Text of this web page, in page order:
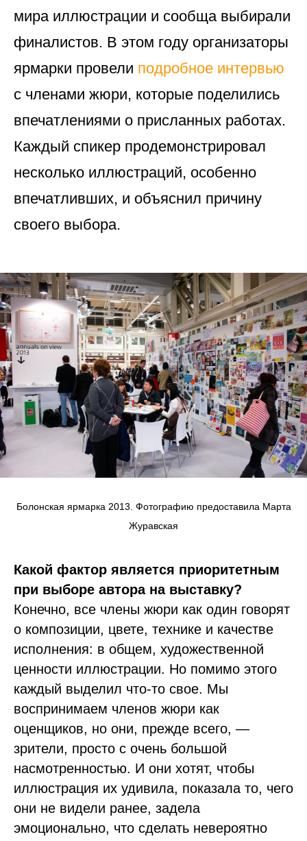
мира иллюстрации и сообща выбирали
финалистов. В этом году организаторы
ярмарки провели подробное интервью
с членами жюри, которые поделились
впечатлениями о присланных работах.
Каждый спикер продемонстрировал
несколько иллюстраций, особенно
впечатливших, и объяснил причину
своего выбора.
Болонская ярмарка 2013. Фотографию предоставила Марта
Журавская
Какой фактор является приоритетным
при выборе автора на выставку?
Конечно, все члены жюри как один говорят
о композиции, цвете, технике и качестве
исполнения: в общем, художественной
ценности иллюстрации. Но помимо этого
каждый выделил что-то свое. Мы
воспринимаем членов жюри как
оценщиков, но они, прежде всего, —
зрители, просто с очень большой
насмотренностью. И они хотят, чтобы
иллюстрация их удивила, показала то, чего
они не видели ранее, задела
эмоционально, что сделать невероятно